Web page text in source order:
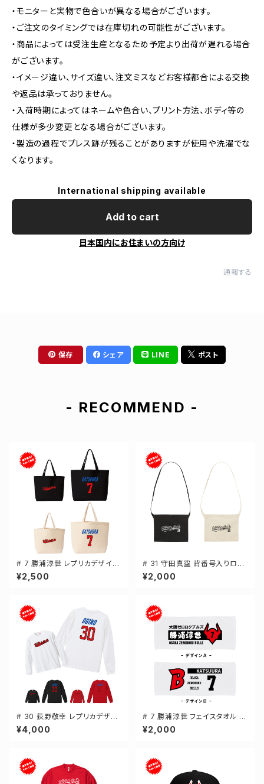
・モニターと実物で色合いが異なる場合がございます。
・ご注文のタイミングでは在庫切れの可能性がございます。
・商品によっては受注生産となるため予定より出荷が遅れる場合
がございます。
・イメージ違い、サイズ違い、注文ミスなどお客様都合による交換
や返品は承っておりません。
・入荷時期によってはネームや色合い、プリント方法、ボディ等の
仕様が多少変更となる場合がございます。
・製造の過程でプレス跡が残ることがありますが使用や洗濯でな
くなります。
International shipping available
Add to cart
日本国内にお住まいの方向け
通報する
保存 シェア LINE ポスト
- RECOMMEND -
# 7 勝浦淳世 レプリカデザイン
選手還元 キャンバストートバッ
グ 2カラー MLサイズ 000778
¥2,500
# 31 守田真空 背番号入りロゴ
キャンバスサコッシュ 選手還元
2カラー 001461
¥2,000
# 30 荻野敬幸 レプリカデザイ
ン 3カラー 選手還元 長袖Tシャ
ツ S-XXLサイズ 501101
¥4,000
# 7 勝浦淳世 フェイスタオル 選
手還元 2デザイン FT0144
¥2,000